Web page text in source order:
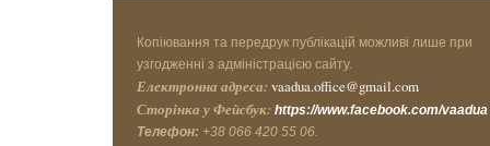
Копіювання та передрук публікацій можливі лише при
узгодженні з адміністрацією сайту.
Електронна адреса: vaadua.office@gmail.com
Сторінка у Фейсбук: https://www.facebook.com/vaadua
Телефон: +38 066 420 55 06.